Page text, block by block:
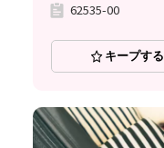
62535-00
キープする